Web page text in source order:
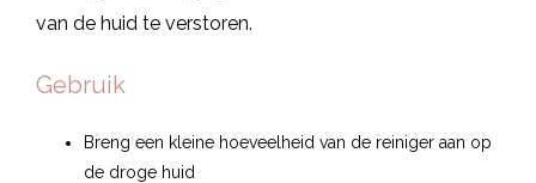
van de huid te verstoren.
Gebruik
Breng een kleine hoeveelheid van de reiniger aan op
de droge huid